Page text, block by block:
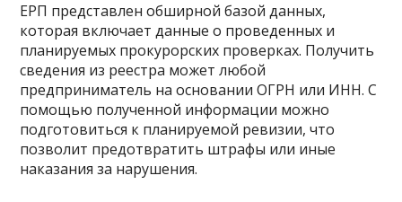
ЕРП представлен обширной базой данных,
которая включает данные о проведенных и
планируемых прокурорских проверках. Получить
сведения из реестра может любой
предприниматель на основании ОГРН или ИНН. С
помощью полученной информации можно
подготовиться к планируемой ревизии, что
позволит предотвратить штрафы или иные
наказания за нарушения.